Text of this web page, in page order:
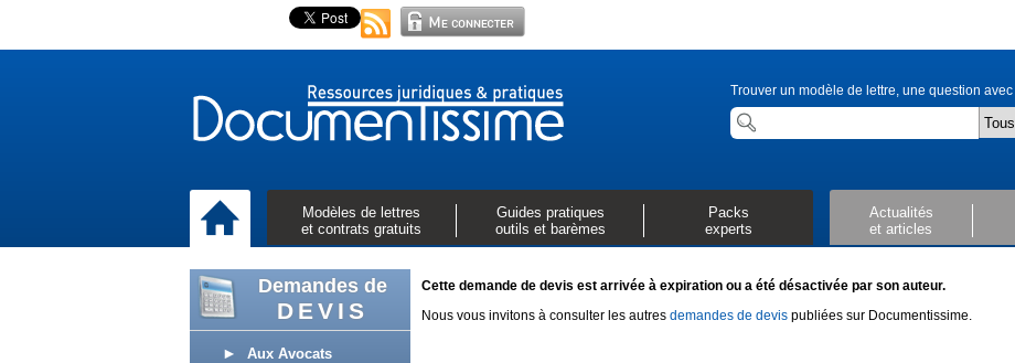
Trouver un modèle de lettre, une question
Modèles de lettres
et contrats gratuits
Guides pratiques
outils et barèmes
Packs
experts
Actualités
et articles
Demandes de
DEVIS
Aux Avocats
Cette demande de devis est arrivée à expiration ou a été désactivée par son auteur.
Nous vous invitons à consulter les autres demandes de devis publiées sur Documentissime.